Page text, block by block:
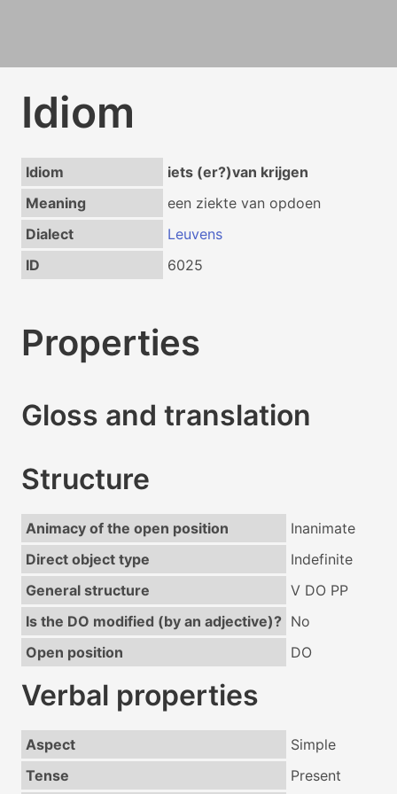
Idiom
Idiom
iets (er?)van krijgen
Meaning
een ziekte van opdoen
Dialect
Leuvens
ID
6025
Properties
Gloss and translation
Structure
Animacy of the open position
Inanimate
Direct object type
Indefinite
General structure
V DO PP
Is the DO modified (by an adjective)? No
Open position
DO
Verbal properties
Aspect
Simple
Tense
Present